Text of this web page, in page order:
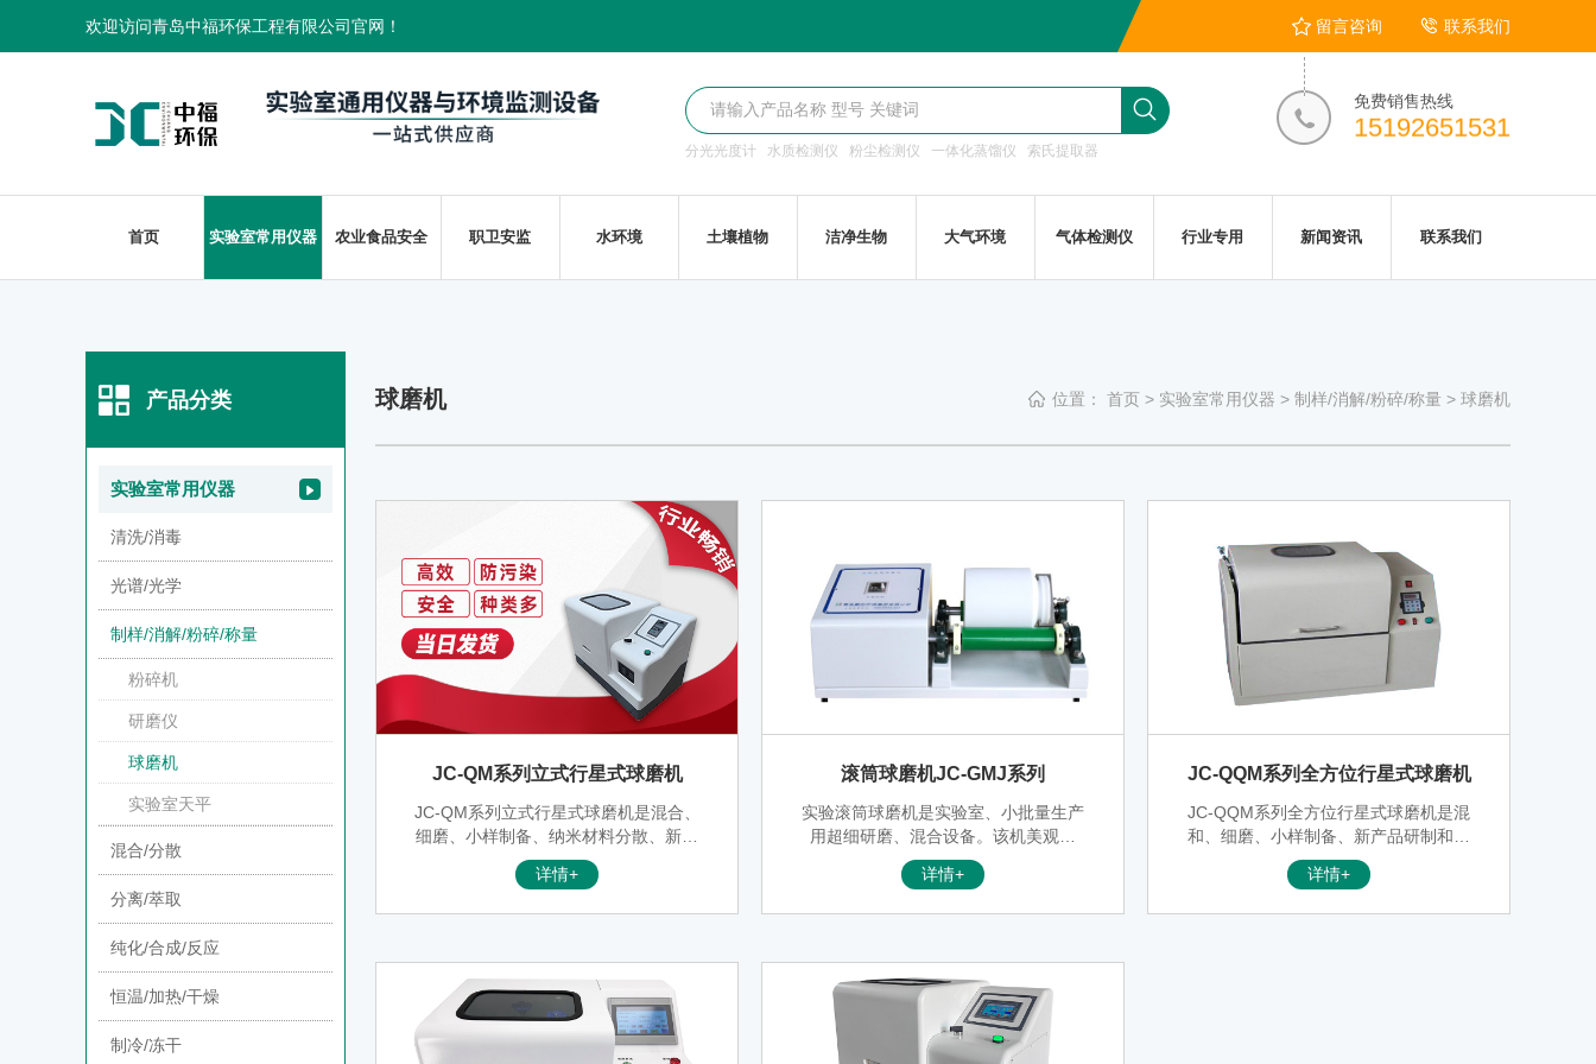
欢迎访问青岛中福环保工程有限公司官网！ 留言咨询 联系我们
分光光度计 水质检测仪 粉尘检测仪 一体化蒸馏仪 索氏提取器
免费销售热线
15192651531
首页 实验室常用仪器 农业食品安全 职卫安监 水环境 土壤植物 洁净生物 大气环境 气体检测仪 行业专用 新闻资讯 联系我们
球磨机 位置： 首页 > 实验室常用仪器 > 制样/消解/粉碎/称量 > 球磨机
JC-QM系列立式行星式球磨机
JC-QM系列立式行星式球磨机是混合、
细磨、小样制备、纳米材料分散、新产
品研制和小批量生产高品质新型技术材
料不可或缺的装置。该产品体积小、功
的理想设备，配用真空球磨罐，可在真
空状态下磨制试样。广泛应用于地质、
矿产、冶金、电子、建材、陶瓷、化
工、轻工、中药、美容、环保等部门。
详情+
滚筒球磨机JC-GMJ系列
实验滚筒球磨机是实验室、小批量生产
用超细研磨、混合设备。该机美观新
颖，结构紧凑，操作方便，工作效率
高，磨细粒度均匀，是科研、教学、试
详情+
JC-QQM系列全方位行星式球磨机
JC-QQM系列全方位行星式球磨机是混
和、细磨、小样制备、新产品研制和小
批量生产新技术材料的必备装置。该行
星球磨机体积小、功能全、效率高、噪
详情+
产品分类
实验室常用仪器
清洗/消毒
光谱/光学
制样/消解/粉碎/称量
粉碎机
研磨仪
球磨机
实验室天平
混合/分散
分离/萃取
纯化/合成/反应
恒温/加热/干燥
制冷/冻干